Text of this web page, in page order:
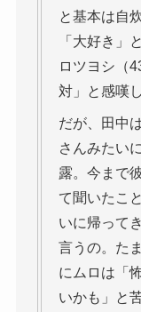
と基本は自
「大好き」
ロツヨシ（
対」と感嘆し
だが、田中
さんみたい
露。今まで
て聞いたこ
いに帰って
言うの。た
にムロは「
いかも」と